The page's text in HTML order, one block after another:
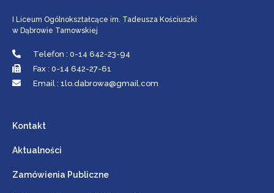
I Liceum Ogólnokształcące im. Tadeusza Kościuszki
w Dąbrowie Tarnowskiej
Telefon : 0-14 642-23-94
Fax : 0-14 642-27-61
Email : 1lo.dabrowa@gmail.com
Kontakt
Aktualności
Zamówienia Publiczne